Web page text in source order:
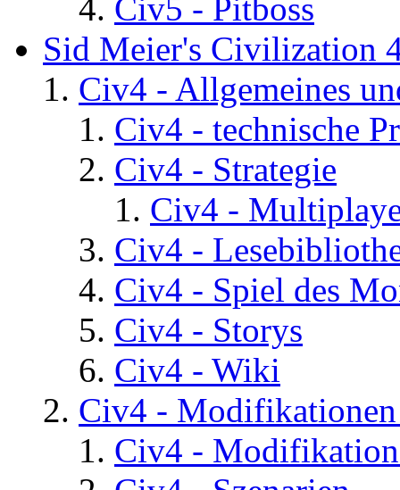
Civ5 - Pitboss
Sid Meier's Civilization
Civ4 - Allgemeines
Civ4 - technische
Civ4 - Strategie
Civ4 -
Civ4 -
Civ4 - Spiel des
Civ4 - Storys
Civ4 - Wiki
Civ4 -
Civ4 -